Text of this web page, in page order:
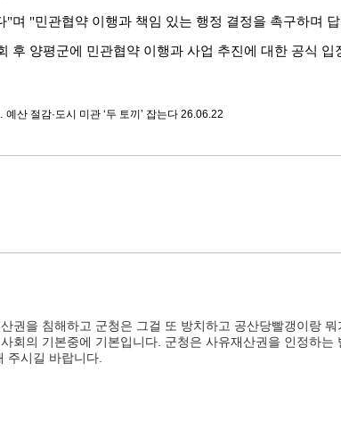
"며 "민관협약 이행과 책임 있는 행정 결정을 촉구하며
후 양평군에 민관협약 이행과 사업 추진에 대한 공식 입
산 절감·도시 미관 ‘두 토끼’ 잡는다 26.06.22
권을 침해하고 군청은 그걸 또 방치하고 공산당빨갱이랑
회의 기본중에 기본입니다. 군청은 사유재산권을 인정하
주시길 바랍니다.